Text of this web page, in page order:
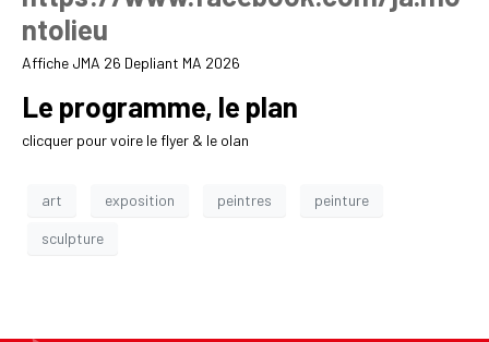
ntolieu
Affiche JMA 26 Depliant MA 2026
Le programme, le plan
clicquer pour voire le flyer & le olan
art exposition peintres peinture
sculpture